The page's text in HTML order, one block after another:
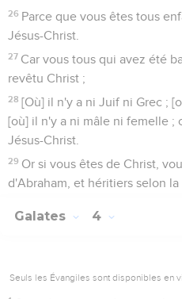
26 Parce que vous êtes tous
Jésus-Christ.
27 Car vous tous qui avez été
revêtu Christ ;
28 [Où] il n'y a ni Juif ni Grec ;
[où] il n'y a ni mâle ni femelle ;
Jésus-Christ.
29 Or si vous êtes de Christ,
d'Abraham, et héritiers selon la
Galates 4
Seuls les Évangiles sont disponibles en